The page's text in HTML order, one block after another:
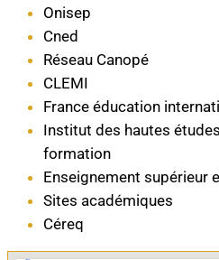
Onisep
Cned
Réseau Canopé
CLEMI
France éducation
Institut des hautes
formation
Enseignement supérieur
Sites académiques
Céreq